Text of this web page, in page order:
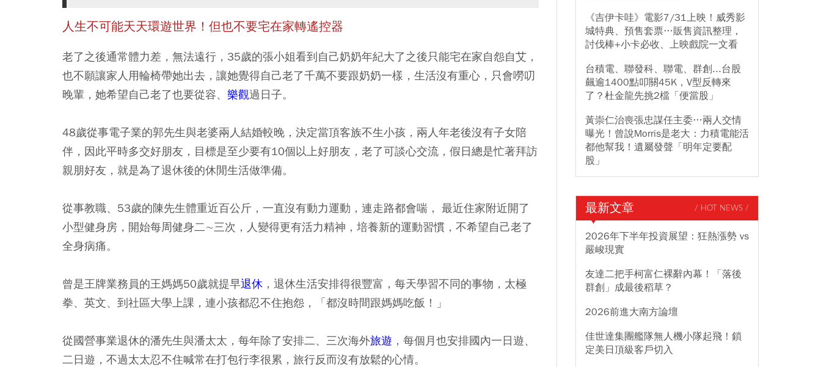
人生不可能天天環遊世界！ 但也不要宅在家轉遙控器
老了之後通常體力差，無法遠行，35歲的張小姐看到自己奶奶年紀大了之後只能宅在家自怨自艾，
也不願讓家人用輪椅帶她出去，讓她覺得自己老了千萬不要跟奶奶一樣，生活沒有重心，只會嘮叨
晚輩，她希望自己老了也要從容、 樂觀過日子。
48歲從事電子業的郭先生與老婆兩人結婚較晚，決定當頂客族不生小孩，兩人年老後沒有子女陪
伴，因此平時多交好朋友，目標是至少要有10個以上好朋友，老了可談心交流，假日總是忙著拜訪
親朋好友，就是為了退休後的休閒生活做準備。
從事教職、53歲的陳先生體重近百公斤，一直沒有動力運動，連走路都會喘， 最近住家附近開了
小型健身房，開始每周健身二∼三次，人變得更有活力精神，培養新的運動習慣，不希望自己老了
全身病痛。
曾是王牌業務員的王媽媽50歲就提早退休 ，退休生活安排得很豐富，每天學習不同的事物，太極
拳、英文、到社區大學上課，連小孩都忍不住抱怨，「都沒時間跟媽媽吃飯！」
從國營事業退休的潘先生與潘太太，每年除了安排二、三次海外旅遊 ，每個月也安排國內一日遊、
二日遊，不過太太忍不住喊常在打包行李很累，旅行反而沒有放鬆的心情。
《吉伊卡哇》電影7/31上映！威秀影
城特典、預售套票…販售資訊整理，
討伐棒+小卡必收、上映戲院一文看
台積電、聯發科、聯電、群創...台股
飆逾1400點叩關45K，V型反轉來
了？杜金龍先挑2檔「便當股」
黃崇仁治喪張忠謀任主委…兩人交情
曝光！曾說Morris是老大：力積電能活
都他幫我！遺屬發聲「明年定要配
股」
最新文章 / HOT NEWS /
2026年下半年投資展望：狂熱漲勢 vs
嚴峻現實
友達二把手柯富仁裸辭內幕！「落後
群創」成最後稻草？
2026前進大南方論壇
佳世達集團艦隊無人機小隊起飛！鎖
定美日頂級客戶切入